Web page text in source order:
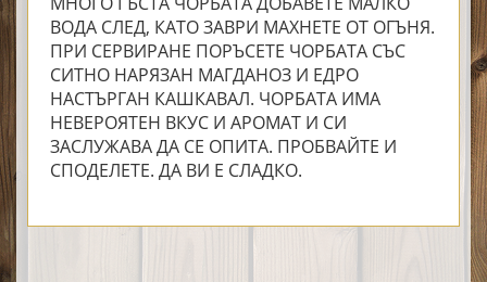
ВОДА СЛЕД, КАТО ЗАВРИ МАХНЕТЕ ОТ ОГЪНЯ.
ПРИ СЕРВИРАНЕ ПОРЪСЕТЕ ЧОРБАТА СЪС
СИТНО НАРЯЗАН МАГДАНОЗ И ЕДРО
НАСТЪРГАН КАШКАВАЛ. ЧОРБАТА ИМА
НЕВЕРОЯТЕН ВКУС И АРОМАТ И СИ
ЗАСЛУЖАВА ДА СЕ ОПИТА. ПРОБВАЙТЕ И
СПОДЕЛЕТЕ. ДА ВИ Е СЛАДКО.